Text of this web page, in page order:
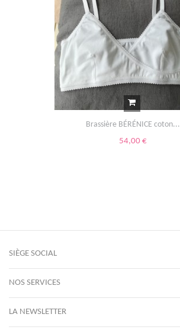
Brassière BÉRÉNICE coton...
54,00 €
SIÈGE SOCIAL
NOS SERVICES
LA NEWSLETTER